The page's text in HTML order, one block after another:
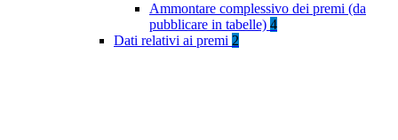
Ammontare complessivo dei premi (da
pubblicare in tabelle) 4
Dati relativi ai premi 2